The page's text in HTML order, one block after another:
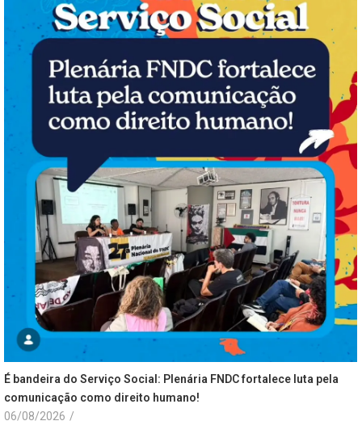
É bandeira do Serviço Social: Plenária FNDC fortalece luta pela
comunicação como direito humano!
06/08/2026 /